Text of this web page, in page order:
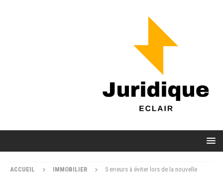
ACCUEIL IMMOBILIER
5 erreurs à éviter lors de la nouvelle